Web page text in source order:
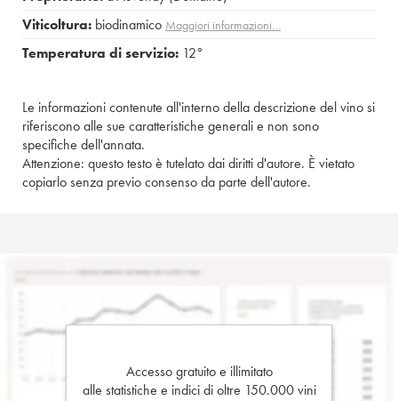
Viticoltura: biodinamico Maggiori informazioni…
Temperatura di servizio: 12°
Le informazioni contenute all'interno della descrizione del vino si
riferiscono alle sue caratteristiche generali e non sono
specifiche dell'annata.
Attenzione: questo testo è tutelato dai diritti d'autore. È vietato
copiarlo senza previo consenso da parte dell'autore.
Accesso gratuito e illimitato
alle statistiche e indici di oltre 150.000 vini